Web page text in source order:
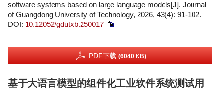
software systems based on large language models[J]. Journal
of Guangdong University of Technology, 2026, 43(4): 91-102.
DOI: 10.12052/gdutxb.250017
PDF下载 (6040 KB)
基于大语言模型的组件化工业软件系统测试用